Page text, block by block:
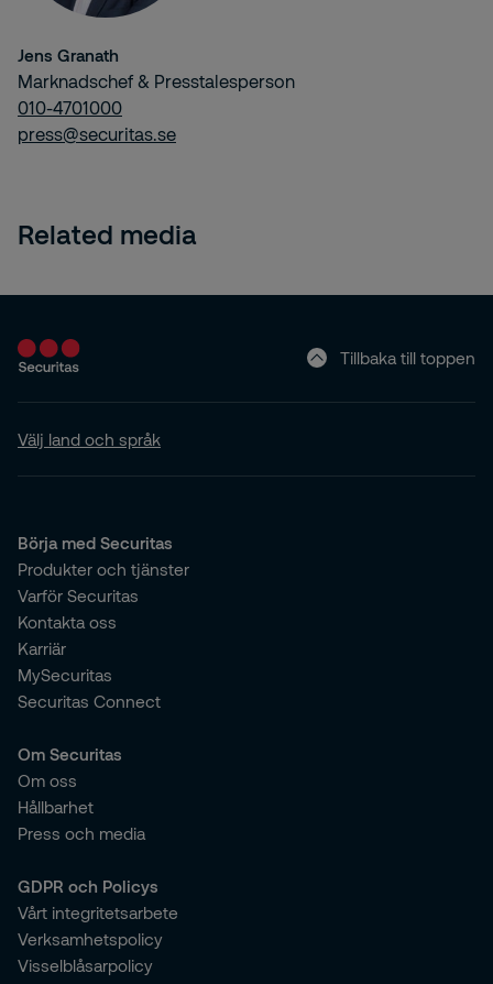
Jens Granath
Marknadschef & Presstalesperson
010-4701000
press@securitas.se
Related media
Tillbaka till toppen
Välj land och språk
Börja med Securitas
Produkter och tjänster
Varför Securitas
Kontakta oss
Karriär
MySecuritas
Securitas Connect
Om Securitas
Om oss
Hållbarhet
Press och media
GDPR och Policys
Vårt integritetsarbete
Verksamhetspolicy
Visselblåsarpolicy